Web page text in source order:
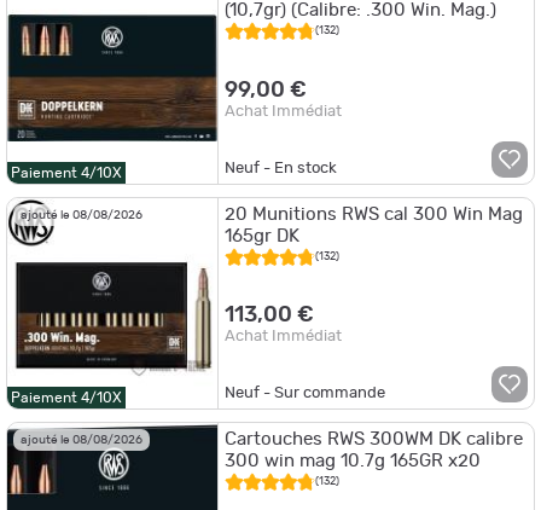
Paiement 4/10X
(10,7gr) (Calibre: .300 Win. Mag.)
(132)
99,00 €
Achat Immédiat
Neuf - En stock
ajouté le 08/08/2026
Paiement 4/10X
20 Munitions RWS cal 300 Win Mag
165gr DK
(132)
113,00 €
Achat Immédiat
Neuf - Sur commande
ajouté le 08/08/2026
Cartouches RWS 300WM DK calibre
300 win mag 10.7g 165GR x20
(132)